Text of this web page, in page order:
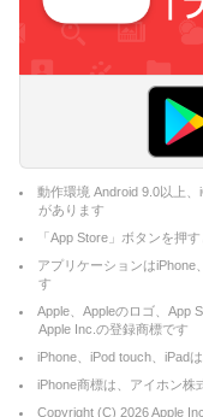
動作環境 Android 9.0以上
があります
「App Store」ボタンを押
アプリケーションはiPhone
す
Apple、Appleのロゴ、App
Apple Inc.の登録商標です
iPhone、iPod touch、iPad
iPhone商標は、アイホン株
Copyright (C) 2026Apple